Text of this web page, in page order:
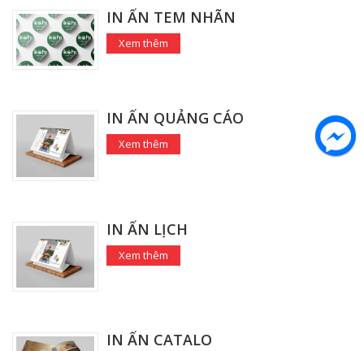
IN ẤN TEM NHÃN
Xem thêm
IN ẤN QUẢNG CÁO
Xem thêm
IN ẤN LỊCH
Xem thêm
IN ẤN CATALO